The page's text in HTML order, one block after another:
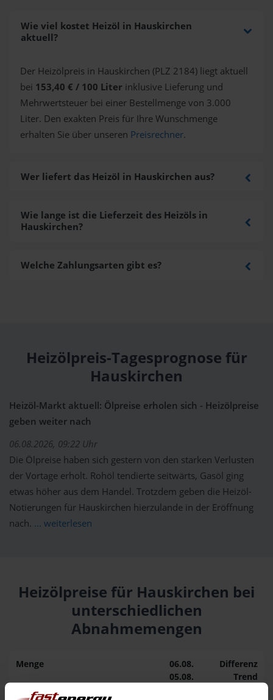
Wie viel kostet Heizöl in Hauskirchen
aktuell?
Der Heizölpreis in Hauskirchen (PLZ 2184) liegt aktuell
bei 153,40 € / 100 Liter inklusive Lieferung und
Mehrwertsteuer bei einer Bestellmenge von 3.000
Liter. Den exakten Preis für Ihre Wunschmenge
erhalten Sie über unseren Preisrechner.
Wer liefert das Heizöl in Hauskirchen aus?
Wie lange ist die Lieferzeit des Heizöls in
Hauskirchen?
Welche Zahlungsarten gibt es?
Heizölpreis-Tagesprognose für
Hauskirchen
Heizöl-Markt aktuell: Ölpreise erholen sich - Heizölpreise
geben weiter nach
06.08.2026, 09:22 Uhr
Die Ölpreise haben sich gestern von den starken Verlusten
der Vortage erholt. Rohöl tendierte seitwärts, Gasöl ging
etwas höher aus dem Handel. Trotzdem geben die Heizöl-
Notierungen für Hauskirchen hierzulande in der Eröffnung
nach. ... weiterlesen
Heizölpreise für Hauskirchen bei
unterschiedlichen
Abnahmemengen
Menge
06.08.
05.08.
Differenz
Trend